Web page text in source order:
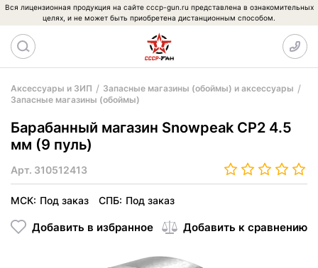
Вся лицензионная продукция на сайте cccp-gun.ru представлена в ознакомительных
целях, и не может быть приобретена дистанционным способом.
Аксессуары и ЗИП
Запасные магазины (обоймы) и аксессуары
Запасные магазины (обоймы)
Барабанный магазин Snowpeak CP2 4.5
мм (9 пуль)
Арт. 310512413
МСК: Под заказ СПБ: Под заказ
Добавить в избранное Добавить к сравнению